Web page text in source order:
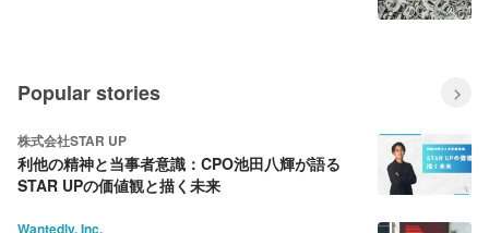
Popular stories
株式会社STAR UP
利他の精神と当事者意識：CPO池田八輝が語る
STAR UPの価値観と描く未来
Wantedly, Inc.